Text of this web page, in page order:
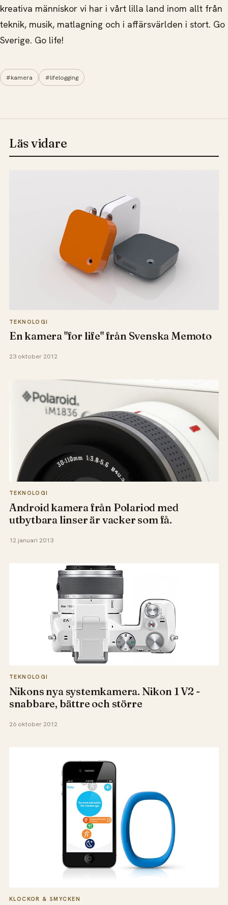
kreativa människor vi har i vårt lilla land inom allt från
teknik, musik, matlagning och i affärsvärlden i stort. Go
Sverige. Go life!
#kamera #lifelogging
Läs vidare
TEKNOLOGI
En kamera "for life" från Svenska Memoto
23 oktober 2012
TEKNOLOGI
Android kamera från Polariod med
utbytbara linser är vacker som få.
12 januari 2013
TEKNOLOGI
Nikons nya systemkamera. Nikon 1 V2 -
snabbare, bättre och större
26 oktober 2012
KLOCKOR & SMYCKEN